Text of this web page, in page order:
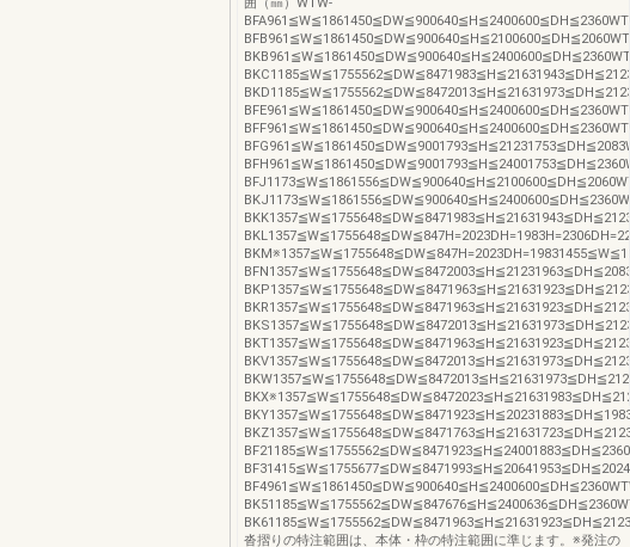
沓摺りの特注範囲は、本体・枠の特注範囲に準じます。※発注の